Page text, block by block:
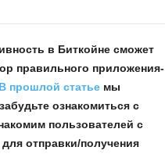
в Биткойне сможет
правильного приложения-
В прошлой статье мы
ознакомиться с
пользователей с
отправки/получения